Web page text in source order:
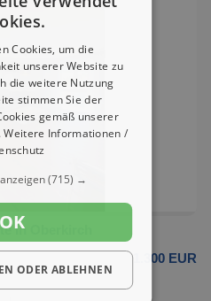
in Oberkirch
1.300 EUR
Cookies, um die
unserer Website zu
die weitere Nutzung
stimmen Sie der
gemäß unserer
Weitere Informationen /
(715) →
OK
ODER ABLEHNEN